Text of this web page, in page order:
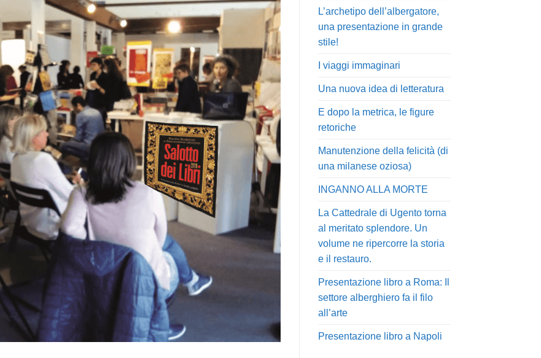
L’archetipo dell’albergatore,
una presentazione in grande
stile!
I viaggi immaginari
Una nuova idea di letteratura
E dopo la metrica, le figure
retoriche
Manutenzione della felicità (di
una milanese oziosa)
INGANNO ALLA MORTE
La Cattedrale di Ugento torna
al meritato splendore. Un
volume ne ripercorre la storia
e il restauro.
Presentazione libro a Roma: Il
settore alberghiero fa il filo
all’arte
Presentazione libro a Napoli